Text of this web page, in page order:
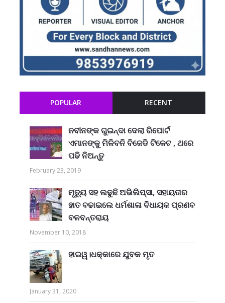
POPULAR RECENT
ନବୀନଙ୍କ ଗୁଇନ୍ଦା ଦେଲା ରିପୋର୍ଟ
ଏମାନଙ୍କୁ ମିଳିବନି ବିଜେଡି ଟିକେଟ , ଥରେ
ପଢି ନିଅନ୍ତୁ
February 23, 2019
ମୃତ୍ୟୁ ସହ ଲଢୁଛି ଅଭିଲିପ୍ସା, ସହାୟତାର
ହାତ ବଢାଇଲେ ଧର୍ମଶାଳା ବିଧାୟକ ପ୍ରଣବ
ବଳବନ୍ତରାୟ
November 10, 2018
ହାଇୱ।ଧକ୍କାରେ ଯୁବକ ମୃତ
January 31, 2020